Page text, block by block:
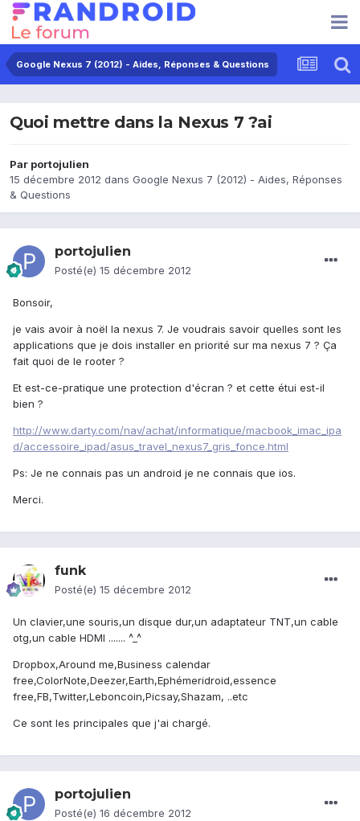
Google Nexus 7 (2012) - Aides, Réponses & Questions
Quoi mettre dans la Nexus 7 ?ai
Par portojulien
15 décembre 2012 dans Google Nexus 7 (2012) - Aides, Réponses
& Questions
portojulien
Posté(e) 15 décembre 2012
Bonsoir,
je vais avoir à noël la nexus 7. Je voudrais savoir quelles sont les
applications que je dois installer en priorité sur ma nexus 7 ? Ça
fait quoi de le rooter ?
Et est-ce-pratique une protection d'écran ? et cette étui est-il
bien ?
http://www.darty.com/nav/achat/informatique/macbook_imac_ipa
d/accessoire_ipad/asus_travel_nexus7_gris_fonce.html
Ps: Je ne connais pas un android je ne connais que ios.
Merci.
funk
Posté(e) 15 décembre 2012
Un clavier,une souris,un disque dur,un adaptateur TNT,un cable
otg,un cable HDMI ....... ^_^
Dropbox,Around me,Business calendar
free,ColorNote,Deezer,Earth,Ephémeridroid,essence
free,FB,Twitter,Leboncoin,Picsay,Shazam, ..etc
Ce sont les principales que j'ai chargé.
portojulien
Posté(e) 16 décembre 2012